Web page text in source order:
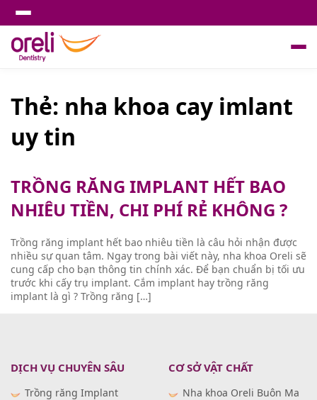
Thẻ: nha khoa cay imlant
uy tin
TRỒNG RĂNG IMPLANT HẾT BAO
NHIÊU TIỀN, CHI PHÍ RẺ KHÔNG ?
Trồng răng implant hết bao nhiêu tiền là câu hỏi nhận được
nhiều sự quan tâm. Ngay trong bài viết này, nha khoa Oreli sẽ
cung cấp cho bạn thông tin chính xác. Để bạn chuẩn bị tối ưu
trước khi cấy trụ implant. Cắm implant hay trồng răng
implant là gì ? Trồng răng […]
DỊCH VỤ CHUYÊN SÂU
Trồng răng Implant
CƠ SỞ VẬT CHẤT
Nha khoa Oreli Buôn Ma